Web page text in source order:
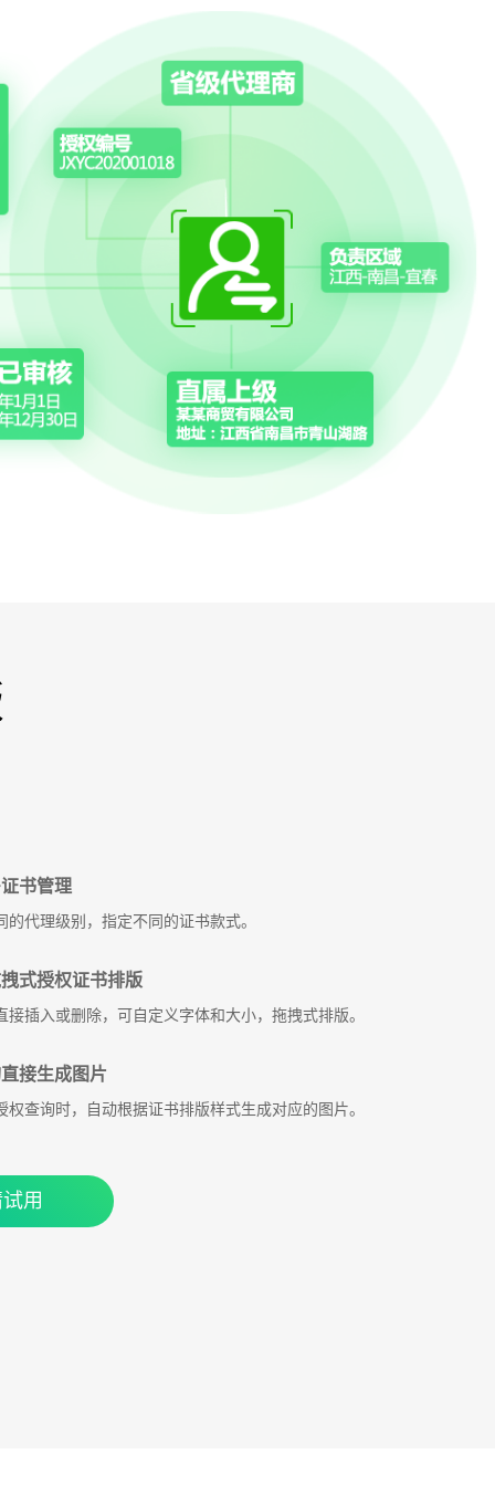
书管理
的代理级别，指定不同的证书款式。
式授权证书排版
接插入或删除，可自定义字体和大小，拖拽式排版。
接生成图片
权查询时，自动根据证书排版样式生成对应的图片。
用